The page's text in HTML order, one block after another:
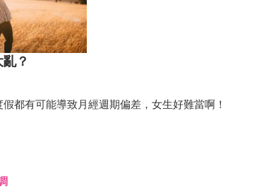
？
都有可能導致月經週期偏差，女生好難當啊！